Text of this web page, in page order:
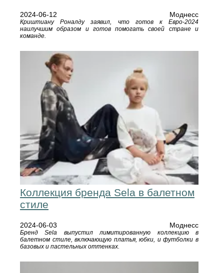
2024-06-12 Моднесс
Криштиану Роналду заявил, что готов к Евро-2024
наилучшим образом и готов помогать своей стране и
команде.
Коллекция бренда Sela в балетном
стиле
2024-06-03 Моднесс
Бренд Sela выпустил лимитированную коллекцию в
балетном стиле, включающую платья, юбки, и футболки в
базовых и пастельных оттенках.